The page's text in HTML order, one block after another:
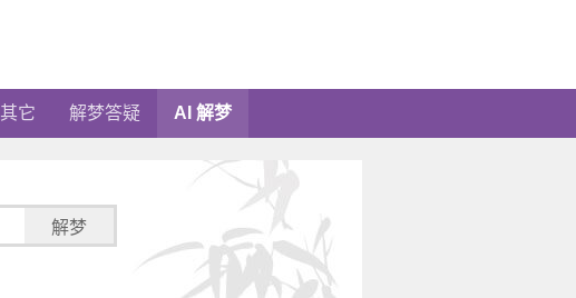
其它 解梦答疑 AI 解梦
解梦